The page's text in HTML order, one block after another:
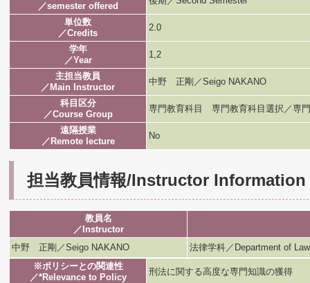
／semester offered
単位数
／Credits
2.0
学年
／Year
1,2
主担当教員
／Main Instructor
中野 正剛／Seigo NAKANO
科目区分
／Course Group
専門教育科目 専門教育科目選択／専
遠隔授業
／Remote lecture
No
担当教員情報/Instructor Information
教員名
／Instructor
中野 正剛／Seigo NAKANO
法律学科／Department of Law
※ポリシーとの関連性
／*Relevance to Policy
刑法に関する高度な専門知識の獲得